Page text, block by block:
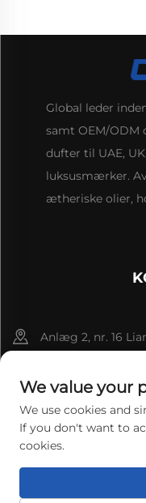
Global leder
samt OEM/ODM
dufter til UAE,
luksusmærker.
ætheriske olier,
Anlæg 2, nr. 16
Copyright © 2025 cnus
rettigheder forbeholdes.
We value your
We use cookies and
If you don't want to
cookies.